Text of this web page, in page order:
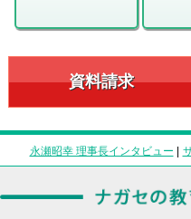
資料請求
永瀬昭幸 理事長インタビュー |